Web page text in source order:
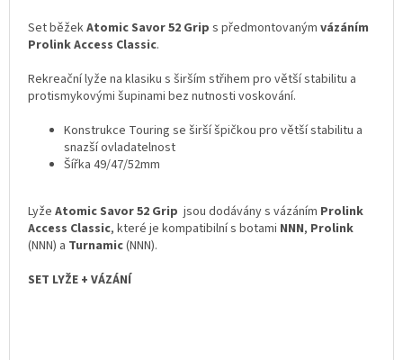
Set běžekAtomic Savor 52 Grip s předmontovaným vázáním
Prolink Access Classic.
Rekreační lyže na klasiku s širším střihem pro větší stabilitu a
protismykovými šupinami bez nutnosti voskování.
Konstrukce Touring se širší špičkou pro větší stabilitu a
snazší ovladatelnost
Šířka 49/47/52mm
Lyže Atomic Savor 52 Grip jsou dodávány s vázáním Prolink
Access Classic, které je kompatibilní s botami NNN, Prolink
(NNN) a Turnamic(NNN).
SET LYŽE + VÁZÁNÍ